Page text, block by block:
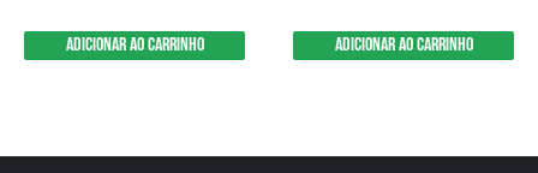
Adicionar ao carrinho Adicionar ao carrinho